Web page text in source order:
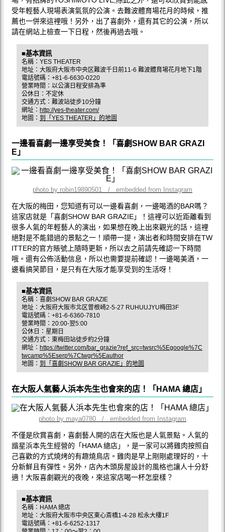
受年輕藝人現場表演氣氛的公演。去難波體育場花月的時候，推
薦也一併來這裡哦！另外，出了喜劇外，還有其它的公演，所以
請在網站上檢查一下日程，然後再過去哦。
■基本資訊
名稱：YES THEATER
地址：大阪府大阪市中央区難波千日前11-6 難波體育場花月地下1階
電話號碼：+81-6-6630-0220
營業時間：以公演日程安排為準
公休日：不定休
交通方式：難波站徒步10分鐘
網址： http://yes-theater.com/
地圖： 到「YES THEATER」的地圖
一邊看喜劇一邊享受美食！「喜劇SHOW BAR GRAZI
E」
photo by robin19890501 / embedded from Instagram
在大阪的梅田，您知道有可以一邊看喜劇，一邊喝酒的BAR嗎？
這家店就是「喜劇SHOW BAR GRAZIE」！這裡可以近距離看到
很多人氣的年輕藝人的演出，如果想在晚上出來觀光的話，這裡
絕對是不能錯過的景點之一！順帶一提，演出者和時間安排在TW
ITTER的官方賬號上隨時更新，所以去之前請先確認一下時間
哦。還有公佈活動信息，所以也需要提前確認！一邊喝美酒，一
邊看搞笑節目，是只有在大阪才能享受到的生活呀！
■基本資訊
名稱：喜劇SHOW BAR GRAZIE
地址：大阪府大阪市北区曽根崎2-5-27 RUHUUJYU梅田3F
電話號碼：+81-6-6360-7810
營業時間：20:00-翌5:00
公休日：星期日
交通方式：東梅田站徒步約2分鐘
網址： https://twitter.com/bar_grazie?ref_src=twsrc%5Egoogle%7C
twcamp%5Eserp%7Ctwgr%5Eauthor
地圖： 到「喜劇SHOW BAR GRAZIE」的地圖
在大阪人氣藝人浜本先生也會來的店！「HAMA 總店」
photo by maya0780 / embedded from Instagram
不僅是欣賞喜劇，喜劇藝人開的店在大阪也是人氣景點。人氣的
諧星浜本先生經營的「HAMA 總店」，是一家可以將雞肉按照自
己喜歡的方式燒烤的有趣燒鳥店。雞肉是早上剛剛處理好的，十
分新鮮且有彈性。另外，店內木頭房屋設計的風格也讓人十分舒
適！大阪喜劇觀光的夜晚，來這家店喝一杯怎麼樣？
■基本資訊
名稱：HAMA 總店
地址：大阪府大阪市中央区東心斎橋1-4-28 松永大樓1F
電話號碼：+81-6-6252-1317